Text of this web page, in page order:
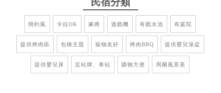
簡約風 卡拉OK 麻將 遊戲機 有戲水池 有庭院
提供烤肉區 包棟主題 寵物友好 烤肉BBQ 提供嬰兒澡盆
提供嬰兒床 近站牌、車站 購物方便 周圍風景美